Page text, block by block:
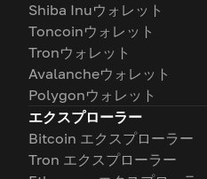
Shiba Inuウォレット
Toncoinウォレット
Tronウォレット
Avalancheウォレット
Polygonウォレット
エクスプローラー
Bitcoin エクスプローラー
Tron エクスプローラー